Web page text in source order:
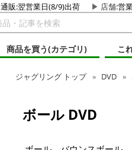
通販:翌営業日(8/9)出荷 店舗:営
商品を買う(カテゴリ)
こ
ジャグリング トップ DVD
ボール DVD